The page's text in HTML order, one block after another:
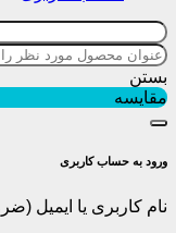
بستن
مقایسه
ورود به حساب کاربری
نام کاربری یا ایمیل